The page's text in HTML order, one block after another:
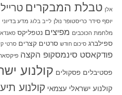
אלן טבלת המבקרים
יוסף סידר כריסטופר נולן לייב בלוג מדע בדיוני
מלחמת הכוכבים מפיצים נטפליקס
ספילברג סיכום חודש סרטים קצרים סרטי
פודקאסט סינמסקופ הקצה
פסטיבלים פסקולים קולנוע
קולנוע ישראלי עצמאי קולנוע